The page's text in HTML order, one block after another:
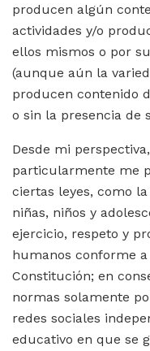
producen algún
actividades y/o
ellos mismos o por
(aunque aún la
producen contenido
o sin la presencia de
Desde mi
particularmente me
ciertas leyes, como
niñas, niños y
ejercicio, respeto y
humanos conforme
Constitución; en
normas solamente
redes sociales
educativo en que se